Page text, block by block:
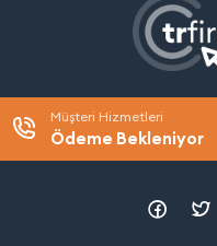
Müşteri Hizmetleri
Ödeme Bekleniyor